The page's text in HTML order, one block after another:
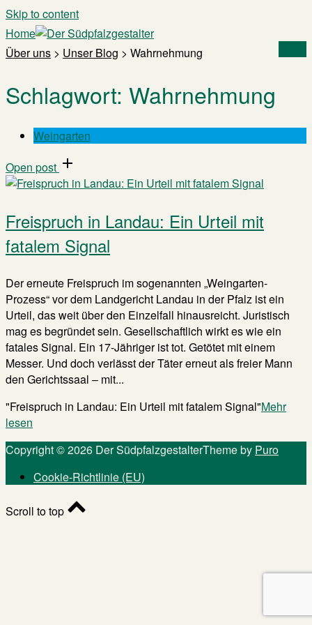
Skip to content
Home
Über uns > Unser Blog > Wahrnehmung
Schlagwort: Wahrnehmung
Weingarten
Open post
Freispruch in Landau: Ein Urteil mit
fatalem Signal
Der erneute Freispruch im sogenannten „Weingarten-
Prozess“ vor dem Landgericht Landau in der Pfalz ist ein
Urteil, das weit über den Einzelfall hinausreicht. Juristisch
mag es begründet sein. Gesellschaftlich wirkt es wie ein
fatales Signal. Ein 17-Jähriger ist tot. Getötet mit einem
Messer. Und doch verlässt der Täter erneut als freier Mann
den Gerichtssaal – mit...
"Freispruch in Landau: Ein Urteil mit fatalem Signal"Mehr
lesen
Copyright © 2026 Der SüdpfalzgestalterTheme by Puro
Cookie-Richtlinie (EU)
Scroll to top